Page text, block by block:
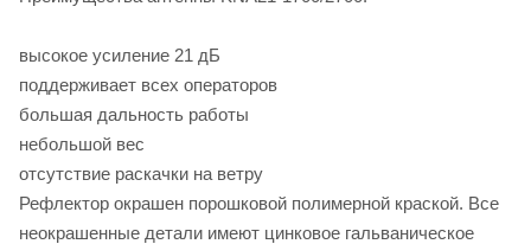
высокое усиление 21 дБ
поддерживает всех операторов
большая дальность работы
небольшой вес
отсутствие раскачки на ветру
Рефлектор окрашен порошковой полимерной краской. Все
неокрашенные детали имеют цинковое гальваническое